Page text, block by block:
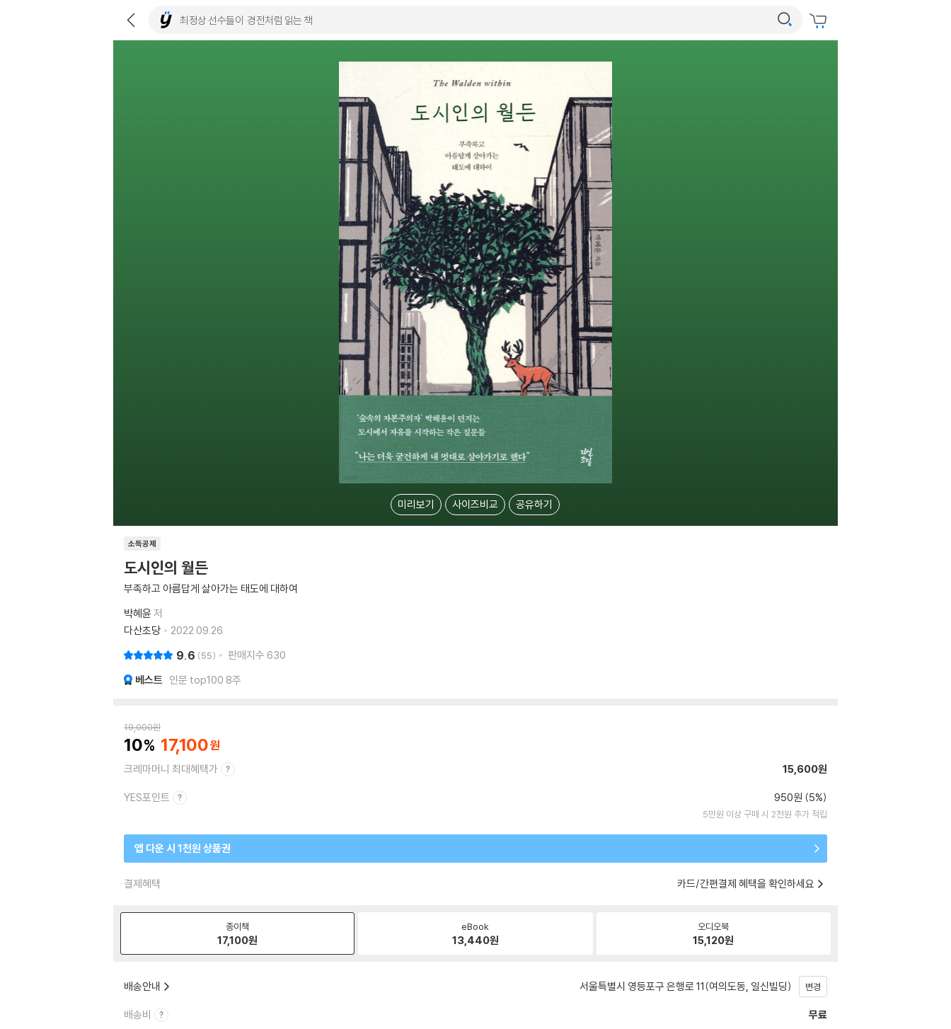
미리보기 사이즈비교 공유하기
소득공제
도시인의 월든
부족하고 아름답게 살아가는 태도에 대하여
박혜윤 저
다산초당
2022.09.26.
9.6 55 판매지수 630
베스트 인문 top100 8주
19,000원
10 17,100
크레마머니 최대혜택가 15,600원
YES포인트 950원 (5%)
5만원 이상 구매 시 2천원 추가 적립
앱 다운 시 1천원 상품권
결제혜택 카드/간편결제 혜택을 확인하세요
종이책
17,100원
eBook
13,440원
오디오북
15,120원
배송안내 서울특별시 영등포구 은행로 11(여의도동, 일신빌딩) 변경
배송비 무료